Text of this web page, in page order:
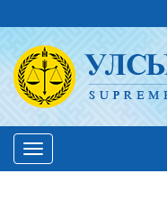
Toggle
navigation